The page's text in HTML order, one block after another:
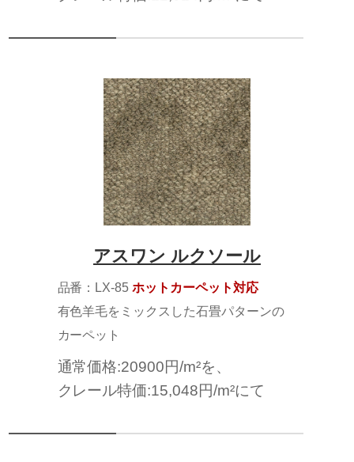
アスワン ルクソール
品番：LX-85ホットカーペット対応
有色羊毛をミックスした石畳パターンの
カーペット
通常価格:20900円/m²を、
クレール特価:15,048円/m²にて